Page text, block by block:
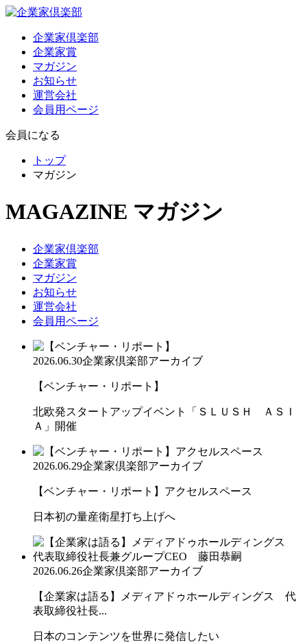
企業家倶楽部
企業家賞
マガジン
お知らせ
運営会社
会員用ページ
会員になる
トップ
マガジン
MAGAZINE マガジン
企業家倶楽部
企業家賞
マガジン
お知らせ
運営会社
会員用ページ
2026.06.30企業家倶楽部アーカイブ
【ベンチャー・リポート】
北欧発スタートアップイベント「ＳＬＵＳＨ ＡＳＩ
Ａ」開催
2026.06.29企業家倶楽部アーカイブ
【ベンチャー・リポート】アクセルスペース
日本初の量産衛星打ち上げへ
2026.06.26企業家倶楽部アーカイブ
【企業家は語る】メディアドゥホールディングス 代
表取締役社長...
日本のコンテンツを世界に発信したい